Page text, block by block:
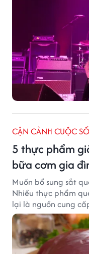
CẬN CẢNH CUỘC
5 thực phẩm
bữa cơm gia
Muốn bổ sung sắt
Nhiều thực phẩm
lại là nguồn cung